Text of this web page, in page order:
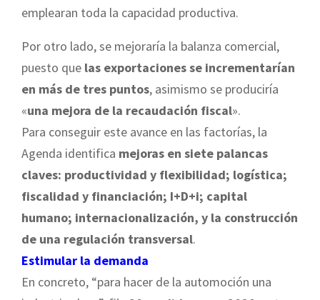
emplearan toda la capacidad productiva.
Por otro lado, se mejoraría la balanza comercial,
puesto que las exportaciones se incrementarían
en más de tres puntos, asimismo se produciría
«una mejora de la recaudación fiscal».
Para conseguir este avance en las factorías, la
Agenda identifica mejoras en siete palancas
claves: productividad y flexibilidad; logística;
fiscalidad y financiación; I+D+i; capital
humano; internacionalización, y la construcción
de una regulación transversal.
Estimular la demanda
En concreto, “para hacer de la automoción una